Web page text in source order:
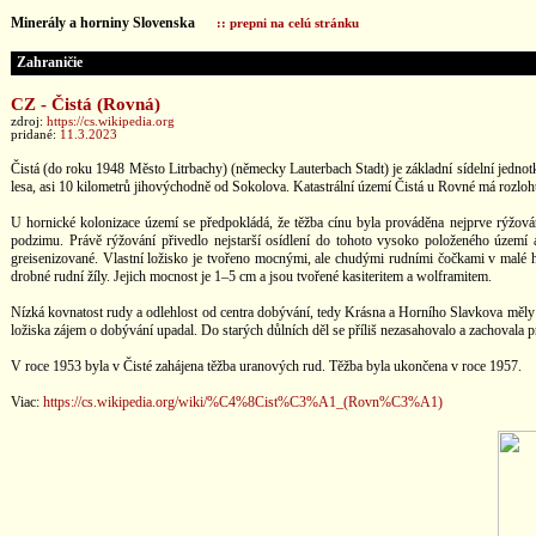
Minerály a horniny Slovenska :: prepni na celú stránku
Zahraničie
CZ - Čistá (Rovná)
zdroj: https://cs.wikipedia.org
pridané: 11.3.2023
Čistá (do roku 1948 Město Litrbachy) (německy Lauterbach Stadt) je základní sídelní
lesa, asi 10 kilometrů jihovýchodně od Sokolova. Katastrální území Čistá u Rovné má
U hornické kolonizace území se předpokládá, že těžba cínu byla prováděna nejprve
podzimu. Právě rýžování přivedlo nejstarší osídlení do tohoto vysoko položeného
greisenizované. Vlastní ložisko je tvořeno mocnými, ale chudými rudními čočkami v
drobné rudní žíly. Jejich mocnost je 1–5 cm a jsou tvořené kasiteritem a wolframitem.
Nízká kovnatost rudy a odlehlost od centra dobývání, tedy Krásna a Horního Slavkova
ložiska zájem o dobývání upadal. Do starých důlních děl se příliš nezasahovalo a
V roce 1953 byla v Čisté zahájena těžba uranových rud. Těžba byla ukončena v roce 1957.
Viac: https://cs.wikipedia.org/wiki/%C4%8Cist%C3%A1_(Rovn%C3%A1)